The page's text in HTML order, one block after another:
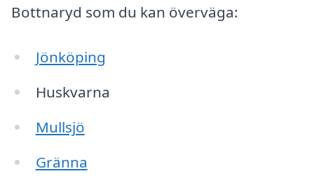
Bottnaryd som du kan överväga:
Jönköping
Huskvarna
Mullsjö
Gränna